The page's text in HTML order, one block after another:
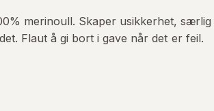
merinoull. Skaper usikkerhet,
Flaut å gi bort i gave når det er feil.